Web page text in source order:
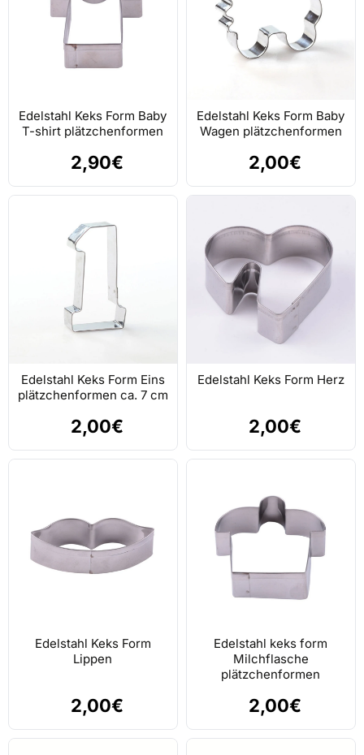
Edelstahl Keks Form Baby
T-shirt plätzchenformen
2,90€
Edelstahl Keks Form Baby
Wagen plätzchenformen
2,00€
Edelstahl Keks Form Eins
plätzchenformen ca. 7 cm
2,00€
Edelstahl Keks Form Herz
2,00€
Edelstahl Keks Form
Lippen
2,00€
Edelstahl keks form
Milchflasche
plätzchenformen
2,00€